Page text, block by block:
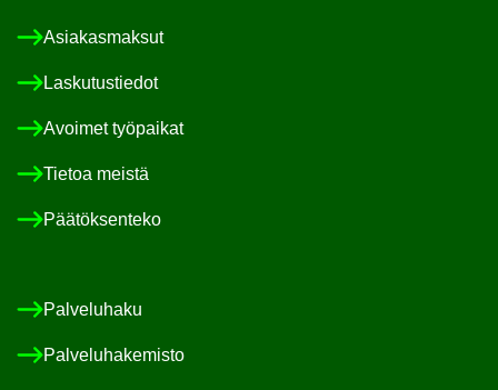
Asia­kas­mak­sut
Las­ku­tus­tie­dot
Avoi­met työ­pai­kat
Tie­toa meis­tä
Pää­tök­sen­te­ko
Pal­ve­lu­ha­ku
Pal­ve­lu­ha­ke­mis­to